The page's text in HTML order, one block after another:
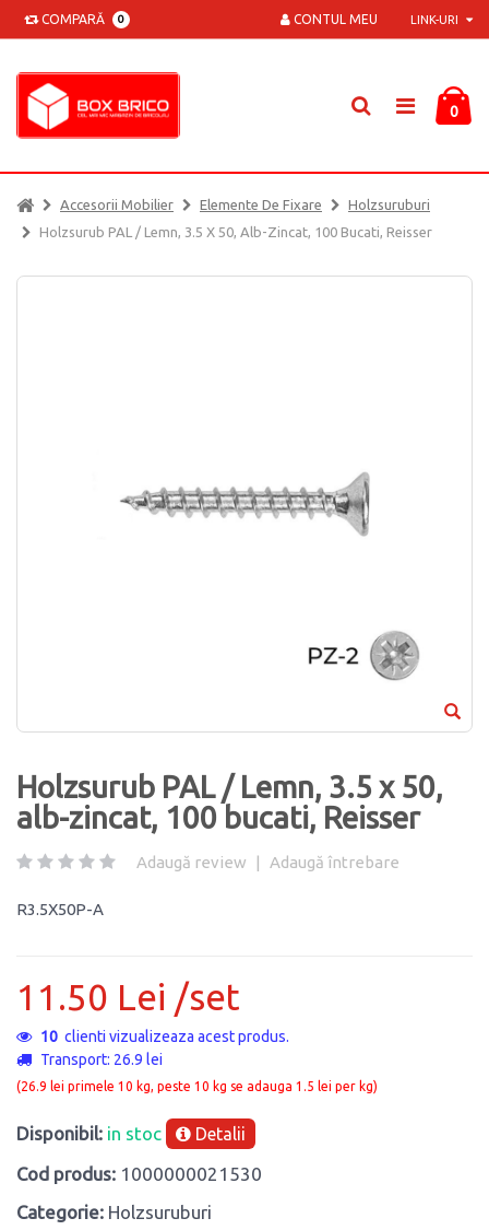
COMPARĂ 0 LINK-URI
CONTUL MEU
0
Accesorii Mobilier Elemente De Fixare
Holzsuruburi
Holzsurub PAL / Lemn, 3.5 X 50, Alb-Zincat, 100 Bucati, Reisser
Holzsurub PAL / Lemn, 3.5 x 50,
alb-zincat, 100 bucati, Reisser
Adaugă review | Adaugă întrebare
R3.5X50P-A
11.50 Lei /set
10 clienti vizualizeaza acest produs.
Transport: 26.9 lei
(26.9 lei primele 10 kg, peste 10 kg se adauga 1.5 lei per kg)
Disponibil: in stoc Detalii
Cod produs: 1000000021530
Categorie: Holzsuruburi